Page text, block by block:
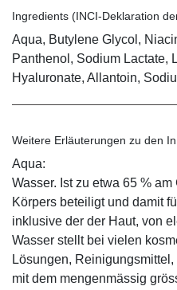
Ingredients (INCI-Deklaration
Aqua, Butylene Glycol,
Panthenol, Sodium Lactate,
Hyaluronate, Allantoin,
Weitere Erläuterungen zu den
Aqua:
Wasser. Ist zu etwa 65 %
Körpers beteiligt und damit
inklusive der der Haut, von
Wasser stellt bei vielen
Lösungen,
mit dem mengenmässig